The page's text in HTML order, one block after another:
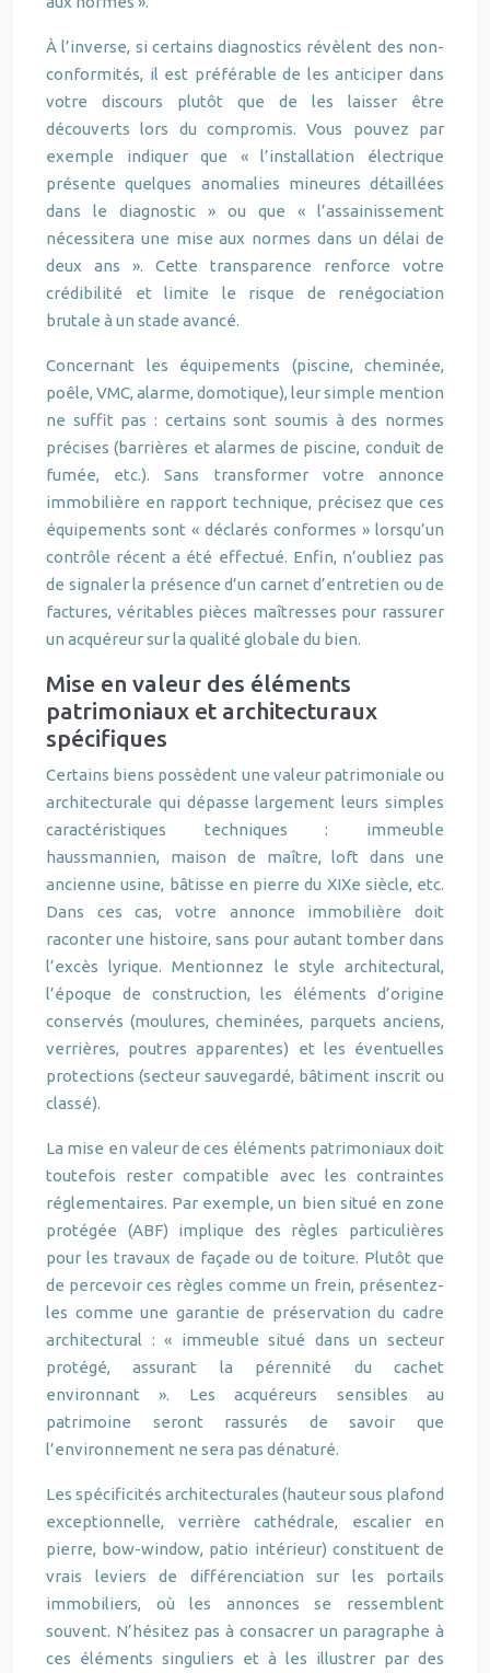
À l’inverse, si certains diagnostics révèlent des non-
conformités, il est préférable de les anticiper dans
votre discours plutôt que de les laisser être
découverts lors du compromis. Vous pouvez par
exemple indiquer que « l’installation électrique
présente quelques anomalies mineures détaillées
dans le diagnostic » ou que « l’assainissement
nécessitera une mise aux normes dans un délai de
deux ans ». Cette transparence renforce votre
crédibilité et limite le risque de renégociation
brutale à un stade avancé.
Concernant les équipements (piscine, cheminée,
poêle, VMC, alarme, domotique), leur simple mention
ne suffit pas : certains sont soumis à des normes
précises (barrières et alarmes de piscine, conduit de
fumée, etc.). Sans transformer votre annonce
immobilière en rapport technique, précisez que ces
équipements sont « déclarés conformes » lorsqu’un
contrôle récent a été effectué. Enfin, n’oubliez pas
de signaler la présence d’un carnet d’entretien ou de
factures, véritables pièces maîtresses pour rassurer
un acquéreur sur la qualité globale du bien.
Mise en valeur des éléments
patrimoniaux et architecturaux
spécifiques
Certains biens possèdent une valeur patrimoniale ou
architecturale qui dépasse largement leurs simples
caractéristiques techniques : immeuble
haussmannien, maison de maître, loft dans une
ancienne usine, bâtisse en pierre du XIXe siècle, etc.
Dans ces cas, votre annonce immobilière doit
raconter une histoire, sans pour autant tomber dans
l’excès lyrique. Mentionnez le style architectural,
l’époque de construction, les éléments d’origine
conservés (moulures, cheminées, parquets anciens,
verrières, poutres apparentes) et les éventuelles
protections (secteur sauvegardé, bâtiment inscrit ou
classé).
La mise en valeur de ces éléments patrimoniaux doit
toutefois rester compatible avec les contraintes
réglementaires. Par exemple, un bien situé en zone
protégée (ABF) implique des règles particulières
pour les travaux de façade ou de toiture. Plutôt que
de percevoir ces règles comme un frein, présentez-
les comme une garantie de préservation du cadre
architectural : « immeuble situé dans un secteur
protégé, assurant la pérennité du cachet
environnant ». Les acquéreurs sensibles au
patrimoine seront rassurés de savoir que
l’environnement ne sera pas dénaturé.
Les spécificités architecturales (hauteur sous plafond
exceptionnelle, verrière cathédrale, escalier en
pierre, bow-window, patio intérieur) constituent de
vrais leviers de différenciation sur les portails
immobiliers, où les annonces se ressemblent
souvent. N’hésitez pas à consacrer un paragraphe à
ces éléments singuliers et à les illustrer par des